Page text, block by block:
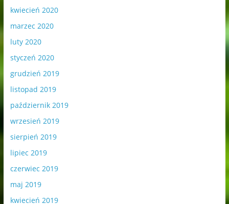
kwiecień 2020
marzec 2020
luty 2020
styczeń 2020
grudzień 2019
listopad 2019
październik 2019
wrzesień 2019
sierpień 2019
lipiec 2019
czerwiec 2019
maj 2019
kwiecień 2019